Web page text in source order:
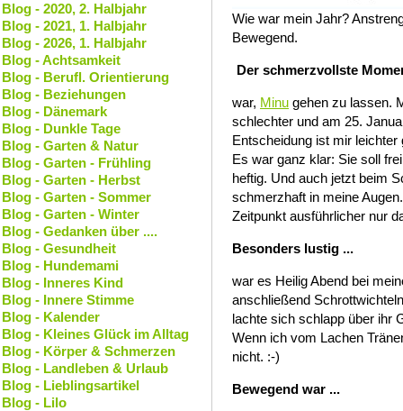
Wie war mein Jahr?
Bewegend.
Der schmerzvollste
war, Minu gehen zu lassen.
schlechter und am 25.
Entscheidung ist mir
Es war ganz klar: Sie soll
heftig. Und auch jetzt beim
schmerzhaft in meine
Zeitpunkt ausführlicher nur
Besonders lustig ...
war es Heilig Abend bei
anschließend
lachte sich schlapp über ihr
Wenn ich vom Lachen
nicht. :-)
Bewegend war ...
Blog - 2020, 2. Halbjahr
Blog - 2021, 1. Halbjahr
Blog - 2026, 1. Halbjahr
Blog - Achtsamkeit
Blog - Berufl. Orientierung
Blog - Beziehungen
Blog - Dänemark
Blog - Dunkle Tage
Blog - Garten & Natur
Blog - Garten - Frühling
Blog - Garten - Herbst
Blog - Garten - Sommer
Blog - Garten - Winter
Blog - Gedanken über ....
Blog - Gesundheit
Blog - Hundemami
Blog - Inneres Kind
Blog - Innere Stimme
Blog - Kalender
Blog - Kleines Glück im Alltag
Blog - Körper & Schmerzen
Blog - Landleben & Urlaub
Blog - Lieblingsartikel
Blog - Lilo